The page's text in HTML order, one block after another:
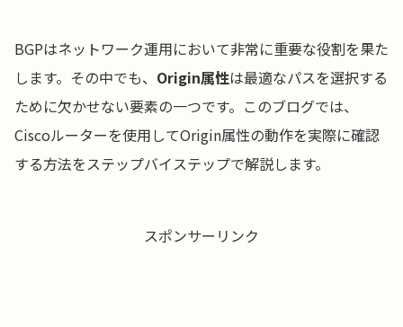
BGPはネットワーク運用において非常に重要な役割を果た
します。その中でも、 Origin属性は最適なパスを選択する
ために欠かせない要素の一つです。このブログでは、
Ciscoルーターを使用してOrigin属性の動作を実際に確認
する方法をステップバイステップで解説します。
スポンサーリンク